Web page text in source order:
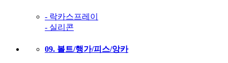
- 락카스프레이
- 실리콘
09. 볼트/행가/피스/앙카